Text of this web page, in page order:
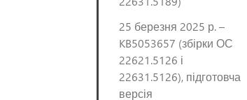
25 березня 2025 р. –
KB5053657 (збірки ОС
22621.5126 і
22631.5126), підготовча
версія